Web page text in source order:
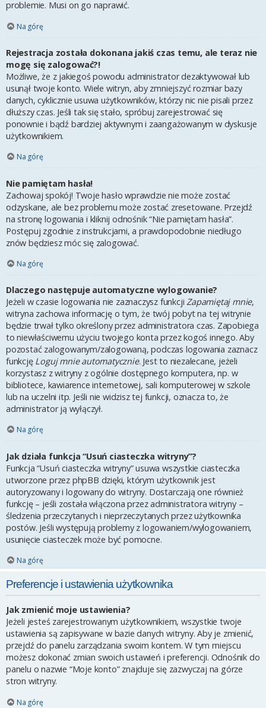
problemie. Musi on go naprawić.
Na górę
Rejestracja została dokonana jakiś czas temu, ale teraz nie
mogę się zalogować?!
Możliwe, że z jakiegoś powodu administrator dezaktywował lub
usunął twoje konto. Wiele witryn, aby zmniejszyć rozmiar bazy
danych, cyklicznie usuwa użytkowników, którzy nic nie pisali przez
dłuższy czas. Jeśli tak się stało, spróbuj zarejestrować się
ponownie i bądź bardziej aktywnym i zaangażowanym w dyskusje
użytkownikiem.
Na górę
Nie pamiętam hasła!
Zachowaj spokój! Twoje hasło wprawdzie nie może zostać
odzyskane, ale bez problemu może zostać zresetowane. Przejdź
na stronę logowania i kliknij odnośnik “Nie pamiętam hasła”.
Postępuj zgodnie z instrukcjami, a prawdopodobnie niedługo
znów będziesz móc się zalogować.
Na górę
Dlaczego następuje automatyczne wylogowanie?
Jeżeli w czasie logowania nie zaznaczysz funkcjiZapamiętaj mnie,
witryna zachowa informację o tym, że twój pobyt na tej witrynie
będzie trwał tylko określony przez administratora czas. Zapobiega
to niewłaściwemu użyciu twojego konta przez kogoś innego. Aby
pozostać zalogowanym/zalogowaną, podczas logowania zaznacz
funkcję Loguj mnie automatycznie. Jest to niezalecane, jeżeli
korzystasz z witryny z ogólnie dostępnego komputera, np. w
bibliotece, kawiarence internetowej, sali komputerowej w szkole
lub na uczelni itp. Jeśli nie widzisz tej funkcji, oznacza to, że
administrator ją wyłączył.
Na górę
Jak działa funkcja “Usuń ciasteczka witryny”?
Funkcja “Usuń ciasteczka witryny” usuwa wszystkie ciasteczka
utworzone przez phpBB dzięki, którym użytkownik jest
autoryzowany i logowany do witryny. Dostarczają one również
funkcję – jeśli została włączona przez administratora witryny –
śledzenia przeczytanych i nieprzeczytanych przez użytkownika
postów. Jeśli występują problemy z logowaniem/wylogowaniem,
usunięcie ciasteczek może być pomocne.
Na górę
Preferencje i ustawienia użytkownika
Jak zmienić moje ustawienia?
Jeżeli jesteś zarejestrowanym użytkownikiem, wszystkie twoje
ustawienia są zapisywane w bazie danych witryny. Aby je zmienić,
przejdź do panelu zarządzania swoim kontem. W tym miejscu
możesz dokonać zmian swoich ustawień i preferencji. Odnośnik do
panelu o nazwie “Moje konto” znajduje się zazwyczaj na górze
stron witryny.
Na górę